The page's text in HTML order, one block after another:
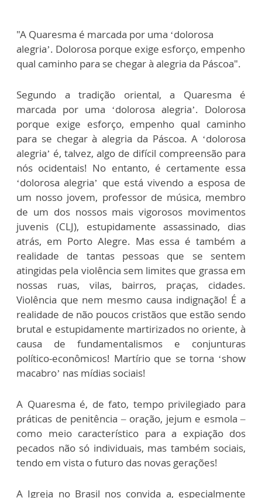
"A Quaresma é marcada por uma ‘dolorosa
alegria’. Dolorosa porque exige esforço, empenho
qual caminho para se chegar à alegria da Páscoa".
Segundo a tradição oriental, a Quaresma é
marcada por uma ‘dolorosa alegria’. Dolorosa
porque exige esforço, empenho qual caminho
para se chegar à alegria da Páscoa. A ‘dolorosa
alegria’ é, talvez, algo de difícil compreensão para
nós ocidentais! No entanto, é certamente essa
‘dolorosa alegria’ que está vivendo a esposa de
um nosso jovem, professor de música, membro
de um dos nossos mais vigorosos movimentos
juvenis (CLJ), estupidamente assassinado, dias
atrás, em Porto Alegre. Mas essa é também a
realidade de tantas pessoas que se sentem
atingidas pela violência sem limites que grassa em
nossas ruas, vilas, bairros, praças, cidades.
Violência que nem mesmo causa indignação! É a
realidade de não poucos cristãos que estão sendo
brutal e estupidamente martirizados no oriente, à
causa de fundamentalismos e conjunturas
político-econômicos! Martírio que se torna ‘show
macabro’ nas mídias sociais!
A Quaresma é, de fato, tempo privilegiado para
práticas de penitência – oração, jejum e esmola –
como meio característico para a expiação dos
pecados não só individuais, mas também sociais,
tendo em vista o futuro das novas gerações!
A Igreja no Brasil nos convida a, especialmente